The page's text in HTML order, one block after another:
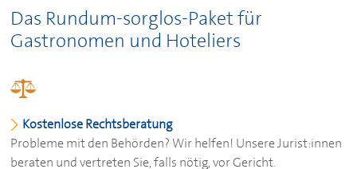
Das Rundum-sorglos-Paket für
Gastronomen und Hoteliers
Kostenlose Rechtsberatung
Probleme mit den Behörden? Wir helfen! Unsere Jurist:innen
beraten und vertreten Sie, falls nötig, vor Gericht.